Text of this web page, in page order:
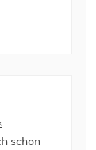
schon